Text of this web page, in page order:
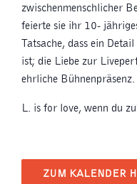
zwischenmenschlicher
feierte sie ihr 10-
Tatsache, dass ein
ist; die Liebe zur
ehrliche Bühnenpräsenz.
L. is for love, wenn du
ZUM KALENDER